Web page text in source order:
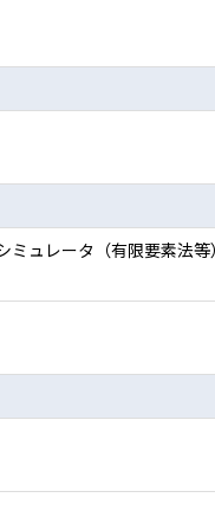
ュレータ（有限要素法